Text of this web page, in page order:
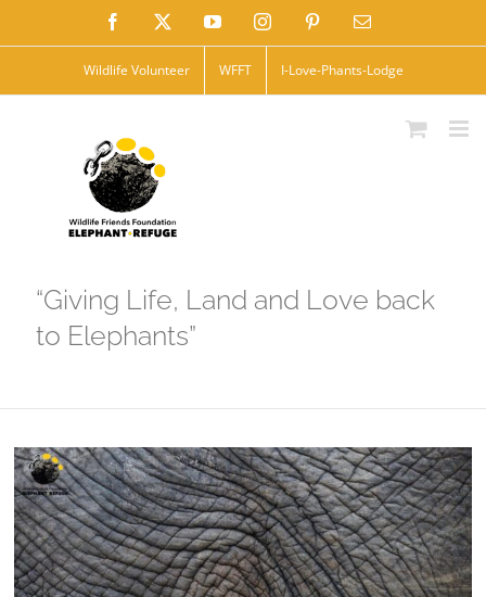
to
Facebook YouTubeInstagramPinterestEmail
Wildlife Volunteer WFFT I-Love-Phants-Lodge
“Giving Life, Land and Love back
to Elephants”
View
Larger
Image